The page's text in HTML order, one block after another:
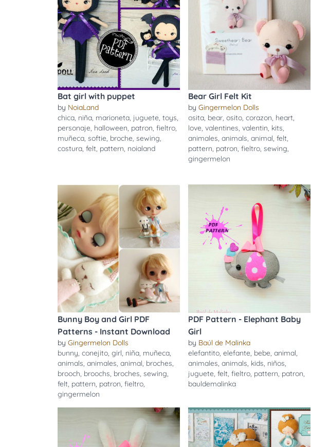
Bat girl with puppet
by NoiaLand
chica, niña, marioneta, juguete, toys,
personaje, halloween, patron, fieltro,
muñeca, softie, broche, sewing,
costura, felt, pattern, noialand
Bear Girl Felt Kit
byGingermelon Dolls
osita, bear,osito,corazon, heart,
love,valentines,valentin, kits,
animales,animals,animal,felt,
pattern, patron,fieltro,sewing,
gingermelon
Bunny Boy and Girl PDF
Patterns - Instant Download
by Gingermelon Dolls
bunny, conejito, girl, niña, muñeca,
animals, animales, animal, broches,
brooch, broochs, broches, sewing,
felt, pattern, patron, fieltro,
gingermelon
PDF Pattern - Elephant Baby
Girl
by Baúl de Malinka
elefantito,elefante, bebe,animal,
animales,animals, kids, niños,
juguete,felt,fieltro, pattern, patron,
bauldemalinka